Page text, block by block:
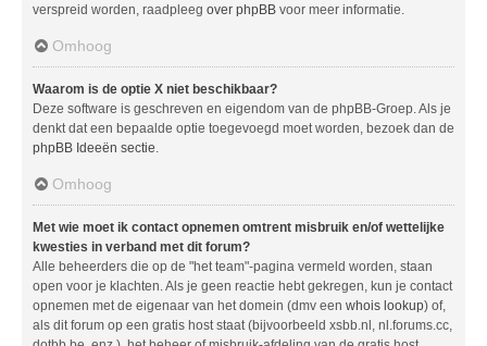
verspreid worden, raadpleeg over phpBB voor meer informatie.
Omhoog
Waarom is de optie X niet beschikbaar?
Deze software is geschreven en eigendom van de phpBB-Groep. Als je
denkt dat een bepaalde optie toegevoegd moet worden, bezoek dan de
phpBB Ideeën sectie.
Omhoog
Met wie moet ik contact opnemen omtrent misbruik en/of wettelijke
kwesties in verband met dit forum?
Alle beheerders die op de "het team"-pagina vermeld worden, staan
open voor je klachten. Als je geen reactie hebt gekregen, kun je contact
opnemen met de eigenaar van het domein (dmv een whois lookup) of,
als dit forum op een gratis host staat (bijvoorbeeld xsbb.nl, nl.forums.cc,